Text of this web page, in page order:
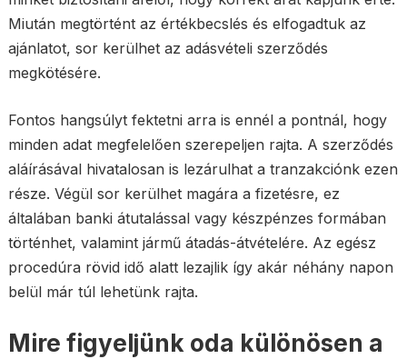
Miután megtörtént az értékbecslés és elfogadtuk az
ajánlatot, sor kerülhet az adásvételi szerződés
megkötésére.
Fontos hangsúlyt fektetni arra is ennél a pontnál, hogy
minden adat megfelelően szerepeljen rajta. A szerződés
aláírásával hivatalosan is lezárulhat a tranzakciónk ezen
része. Végül sor kerülhet magára a fizetésre, ez
általában banki átutalással vagy készpénzes formában
történhet, valamint jármű átadás-átvételére. Az egész
procedúra rövid idő alatt lezajlik így akár néhány napon
belül már túl lehetünk rajta.
Mire figyeljünk oda különösen a